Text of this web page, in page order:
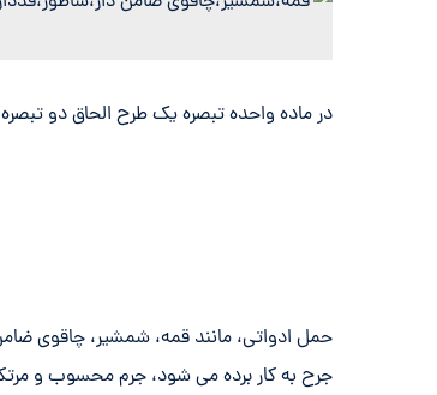
در ماده واحده تبصره یک طرح الحاق دو تبصره به ماده ۶۱۷ قانون مجازات
حمل ادواتی، مانند قمه، شمشیر، چاقوی
جرح به کار برده می شود، جرم محسوب و